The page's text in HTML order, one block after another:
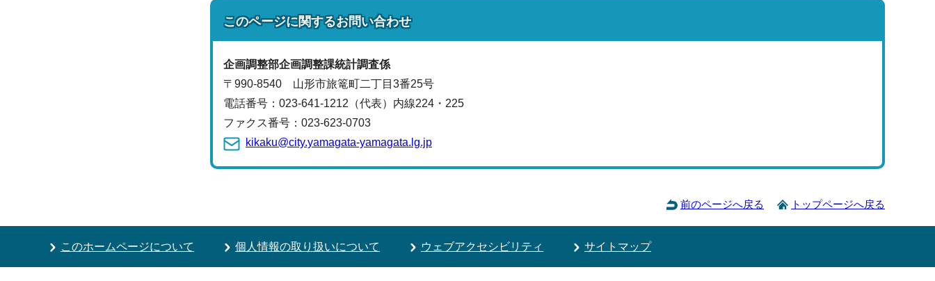
このページに関するお問い合わせ
企画調整部企画調整課統計調査係
〒990-8540 山形市旅篭町二丁目3番25号
電話番号： 023-641-1212（代表） 内線224・225
ファクス番号：023-623-0703
kikaku@city.yamagata-yamagata.lg.jp
前のページへ戻る トップページへ戻る
このホームページについて 個人情報の取り扱いについて ウェブアクセシビリティ サイトマップ